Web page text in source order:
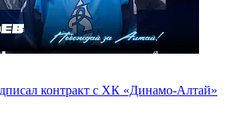
контракт с ХК «Динамо-Алтай»